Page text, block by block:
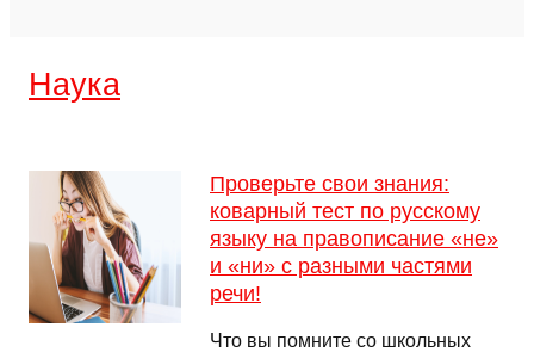
Наука
Проверьте свои знания:
коварный тест по русскому
языку на правописание «не»
и «ни» с разными частями
речи!
Что вы помните со школьных